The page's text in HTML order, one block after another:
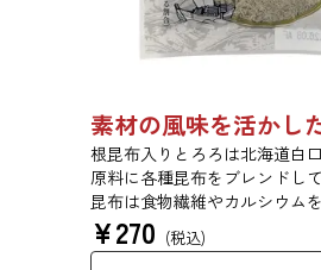
根昆布入りとろろは北海道白
原料に各種昆布をブレンドし
昆布は食物繊維やカルシウム
ます。薄くふんわりと削って
い物、うどんに入れて美味し
¥270 (税込)